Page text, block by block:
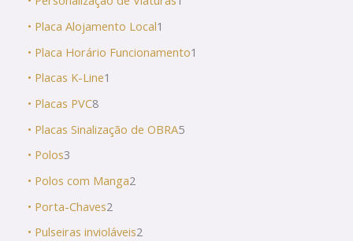
• Placa Alojamento Local1
• Placa Horário Funcionamento1
• Placas K-Line1
• Placas PVC8
• Placas Sinalização de OBRA5
• Polos3
• Polos com Manga2
• Porta-Chaves2
• Pulseiras invioláveis2